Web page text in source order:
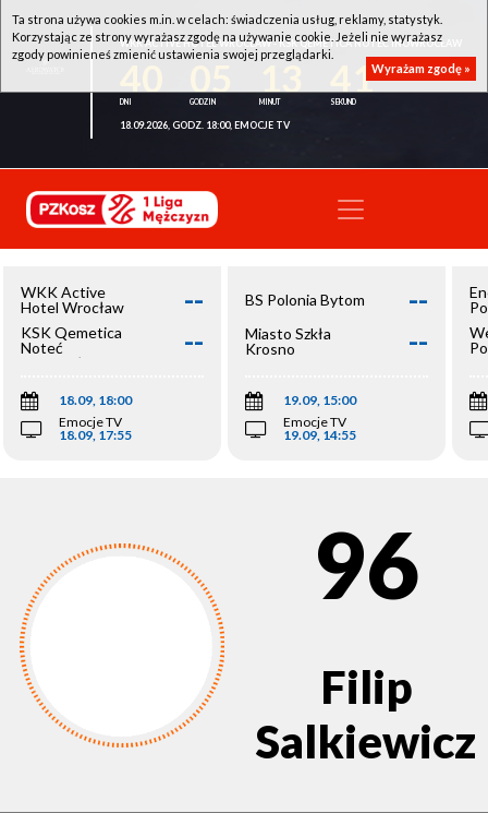
WKK ACTIVE HOTEL WROCŁAW - KSK QEMETICA NOTEĆ INOWROCŁAW
41
18.09.2026, GODZ. 18:00, EMOCJE TV
WKK Active
Hotel Wrocław
--
KSK Qemetica
Noteć
Inowrocław
--
18.09, 18:00
Emocje TV
18.09, 17:55
BS Polonia Bytom --
Miasto Szkła
Krosno
--
19.09, 15:00
Emocje TV
19.09, 14:55
96
Filip
Salkiewicz
Ta strona używa cookies m.in. w celach: świadczenia usług, reklamy, statystyk.
Korzystając ze strony wyrażasz zgodę na używanie cookie. Jeżeli nie wyrażasz
zgody powinieneś zmienić ustawienia swojej przeglądarki.
Wyrażam zgodę »